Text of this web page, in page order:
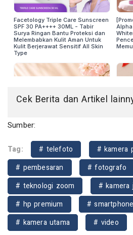
Cek Berita dan Artikel
Sumber:
Tag: # telefoto
# kamera
# pembesaran
# fotografo
# teknologi zoom
# kamera
# hp premium
#
# kamera utama
# video